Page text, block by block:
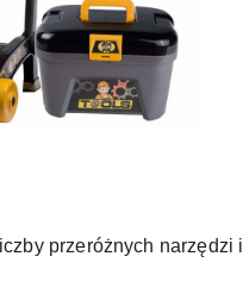
przeróżnych narzędzi i